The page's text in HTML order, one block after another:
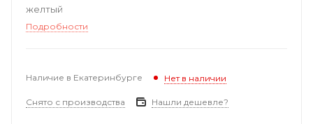
желтый
Подробности
Наличие в Екатеринбурге Нет в наличии
Снято с производства Нашли дешевле?